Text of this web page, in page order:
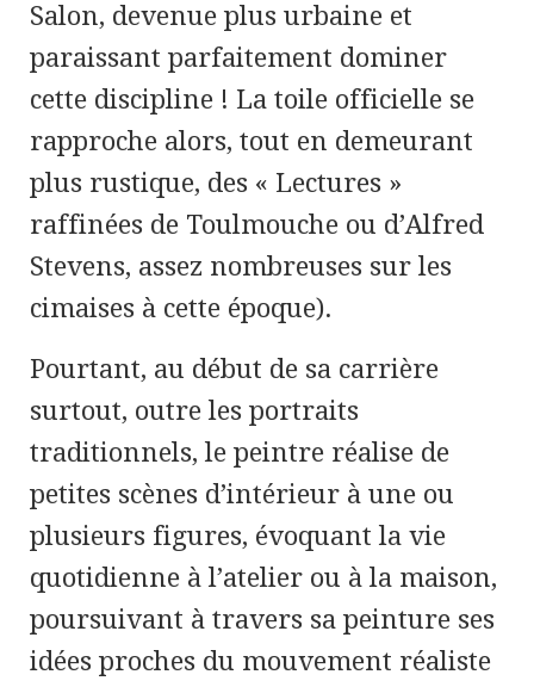
Salon, devenue plus urbaine et
paraissant parfaitement dominer
cette discipline ! La toile officielle se
rapproche alors, tout en demeurant
plus rustique, des « Lectures »
raffinées de Toulmouche ou d’Alfred
Stevens, assez nombreuses sur les
cimaises à cette époque).
Pourtant, au début de sa carrière
surtout, outre les portraits
traditionnels, le peintre réalise de
petites scènes d’intérieur à une ou
plusieurs figures, évoquant la vie
quotidienne à l’atelier ou à la maison,
poursuivant à travers sa peinture ses
idées proches du mouvement réaliste